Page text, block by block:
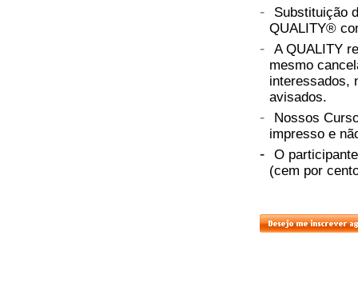
-
Substituição
QUALITY®
-
A QUALITY
mesmo
interessados,
avisados.
-
Nossos
impresso e
-
O
(cem por